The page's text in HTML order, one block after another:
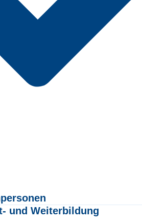
und Weiterbildung